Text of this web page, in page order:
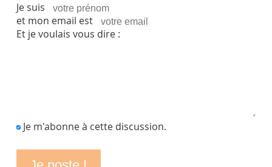
Je suis
et mon email est
Et je voulais vous dire :
Je m'abonne à cette discussion.